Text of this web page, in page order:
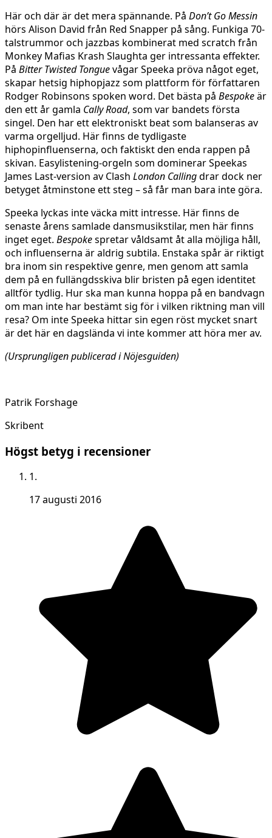
Här och där är det mera spännande. På Don’t Go Messin
hörs Alison David från Red Snapper på sång. Funkiga 70-
talstrummor och jazzbas kombinerat med scratch från
Monkey Mafias Krash Slaughta ger intressanta effekter.
På Bitter Twisted Tonguevågar Speeka pröva något eget,
skapar hetsig hiphopjazz som plattform för författaren
Rodger Robinsons spoken word. Det bästa på Bespokeär
den ett år gamla Cally Road, som var bandets första
singel. Den har ett elektroniskt beat som balanseras av
varma orgelljud. Här finns de tydligaste
hiphopinfluenserna, och faktiskt den enda rappen på
skivan. Easylistening-orgeln som dominerar Speekas
James Last-version av Clash London Callingdrar dock ner
betyget åtminstone ett steg – så får man bara inte göra.
Speeka lyckas inte väcka mitt intresse. Här finns de
senaste årens samlade dansmusikstilar, men här finns
inget eget. Bespokespretar våldsamt åt alla möjliga håll,
och influenserna är aldrig subtila. Enstaka spår är riktigt
bra inom sin respektive genre, men genom att samla
dem på en fullängdsskiva blir bristen på egen identitet
alltför tydlig. Hur ska man kunna hoppa på en bandvagn
om man inte har bestämt sig för i vilken riktning man vill
resa? Om inte Speeka hittar sin egen röst mycket snart
är det här en dagslända vi inte kommer att höra mer av.
(Ursprungligen publicerad i Nöjesguiden)
Patrik Forshage
Skribent
Högst betyg i recensioner
1.
17 augusti 2016